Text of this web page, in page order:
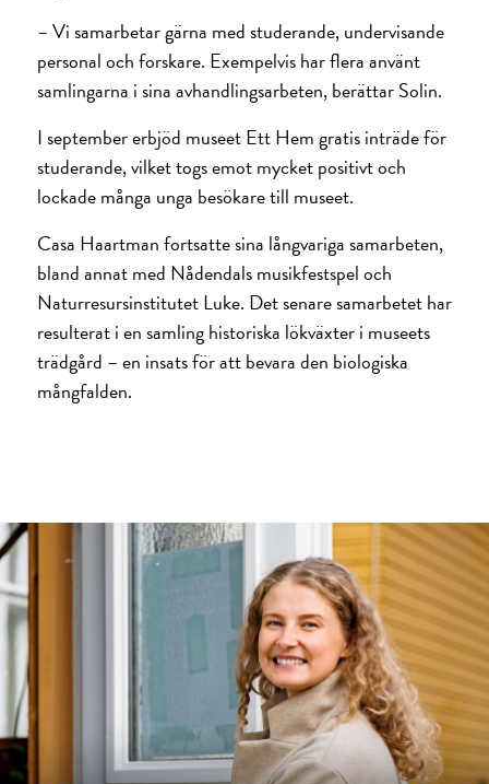
– Vi samarbetar gärna med studerande, undervisande
personal och forskare. Exempelvis har flera använt
samlingarna i sina avhandlingsarbeten, berättar Solin.
I september erbjöd museet Ett Hem gratis inträde för
studerande, vilket togs emot mycket positivt och
lockade många unga besökare till museet.
Casa Haartman fortsatte sina långvariga samarbeten,
bland annat med Nådendals musikfest­spel och
Naturresursinstitutet Luke. Det senare samarbetet har
resulterat i en samling historiska lökväxter i museets
trädgård – en insats för att bevara den biologiska
mångfalden.